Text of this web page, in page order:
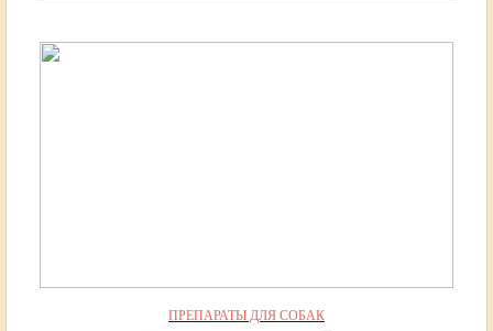
ПРЕПАРАТЫ ДЛЯ СОБАК